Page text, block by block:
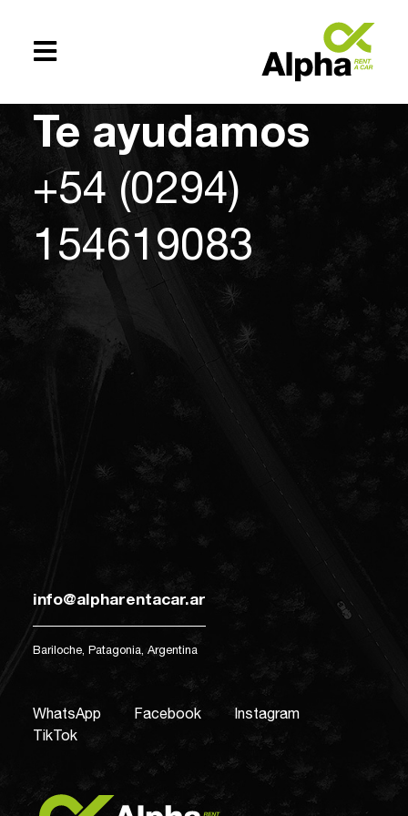
Te ayudamos
+54 (0294)
154619083
info@alpharentacar.ar
Bariloche, Patagonia, Argentina
WhatsApp Facebook
Instagram
TikTok